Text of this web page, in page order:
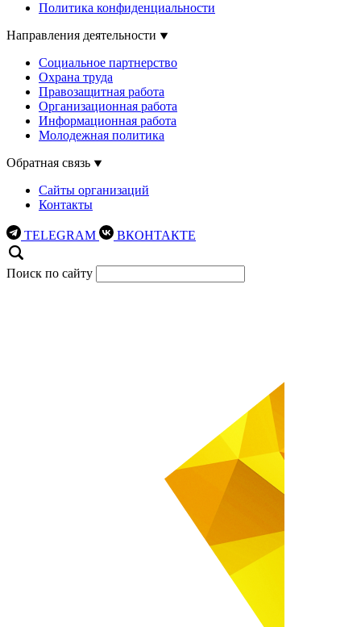
Политика конфиденциальности
Направления деятельности
Социальное партнерство
Охрана труда
Правозащитная работа
Организационная работа
Информационная работа
Молодежная политика
Обратная связь
Сайты организаций
Контакты
TELEGRAM ВКОНТАКТЕ
Поиск по сайту